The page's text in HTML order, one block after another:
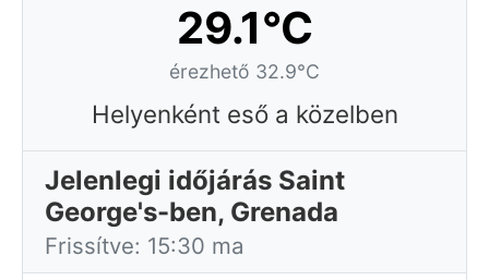
29.1°C
érezhető 32.9°C
Helyenként eső a közelben
Jelenlegi időjárás Saint
George's-ben, Grenada
Frissítve: 15:30 ma